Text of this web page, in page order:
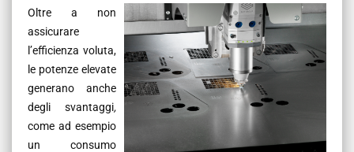
Oltre a non
assicurare
l’efficienza voluta,
le potenze elevate
generano anche
degli svantaggi,
come ad esempio
un consumo